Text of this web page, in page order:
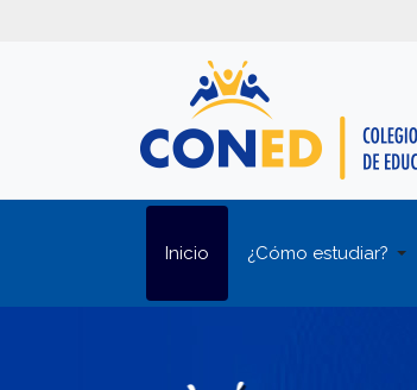
Inicio ¿Cómo estudiar?